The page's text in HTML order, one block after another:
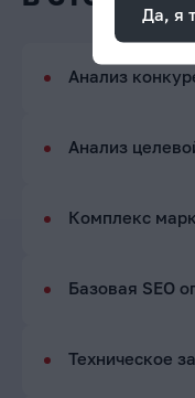
Анализ
Анализ
Комплекс
Базовая SEO
Техническое
Да, я